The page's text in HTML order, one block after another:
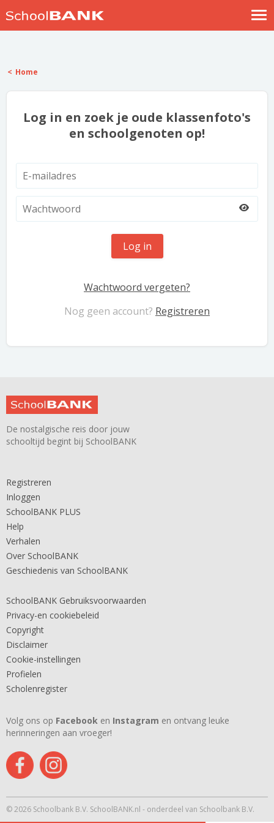
Help
Home
Log in en zoek je oude klassenfoto's
en schoolgenoten op!
Log in
Wachtwoord vergeten?
Nog geen account? Registreren
De nostalgische reis door jouw
schooltijd begint bij SchoolBANK
Registreren
Inloggen
SchoolBANK PLUS
Help
Verhalen
Over SchoolBANK
Geschiedenis van SchoolBANK
SchoolBANK Gebruiksvoorwaarden
Privacy-en cookiebeleid
Copyright
Disclaimer
Cookie-instellingen
Profielen
Scholenregister
Volg ons op Facebook en Instagram en ontvang leuke
herinneringen aan vroeger!
© 2026 Schoolbank B.V. SchoolBANK.nl - onderdeel van Schoolbank B.V.